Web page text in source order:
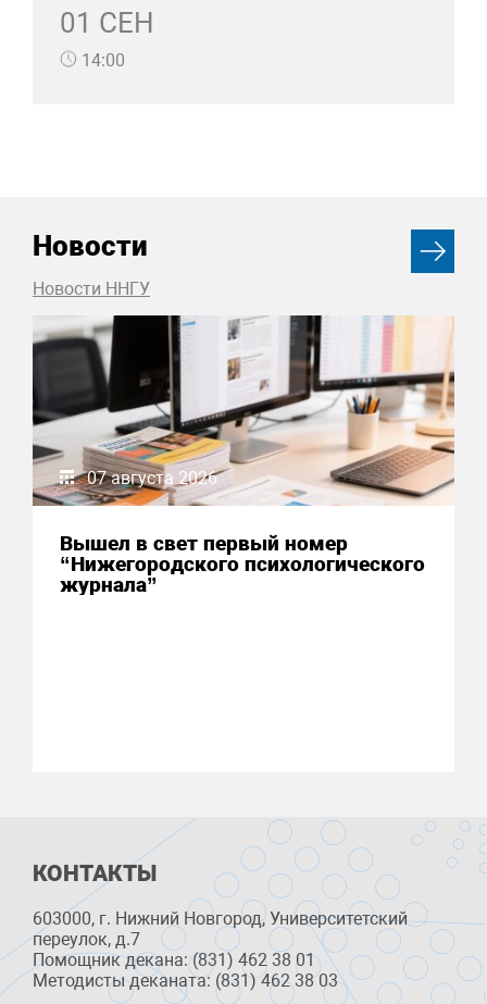
01 СЕН
14:00
Новости
Новости ННГУ
07 августа 2026
Вышел в свет первый номер
“Нижегородского психологического
журнала”
КОНТАКТЫ
603000, г. Нижний Новгород, Университетский
переулок, д.7
Помощник декана: (831) 462 38 01
Методисты деканата: (831) 462 38 03